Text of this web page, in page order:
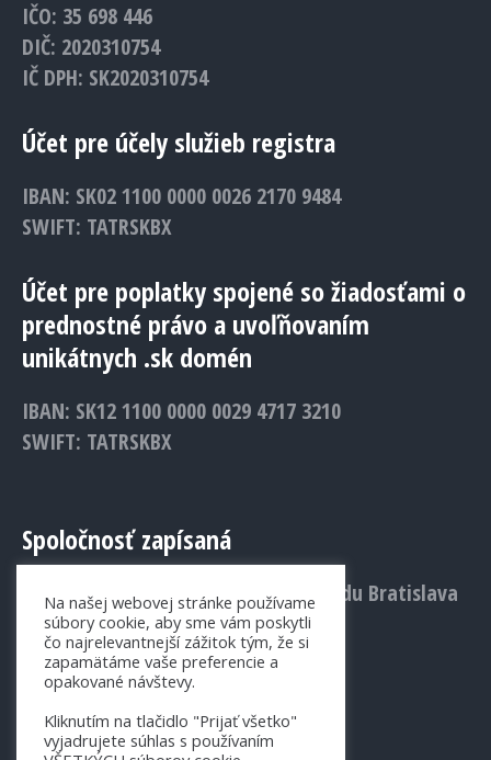
IČO: 35 698 446
DIČ: 2020310754
IČ DPH: SK2020310754
Účet pre účely služieb registra
IBAN: SK02 1100 0000 0026 2170 9484
SWIFT: TATRSKBX
Účet pre poplatky spojené so žiadosťami o
prednostné právo a uvoľňovaním
unikátnych .sk domén
IBAN: SK12 1100 0000 0029 4717 3210
SWIFT: TATRSKBX
Spoločnosť zapísaná
v Obchodnom registri Mestského súdu Bratislava
III., Vložka č.: 1156/B
Na našej webovej stránke používame
súbory cookie, aby sme vám poskytli
čo najrelevantnejší zážitok tým, že si
zapamätáme vaše preferencie a
opakované návštevy.
Kliknutím na tlačidlo "Prijať všetko"
vyjadrujete súhlas s používaním